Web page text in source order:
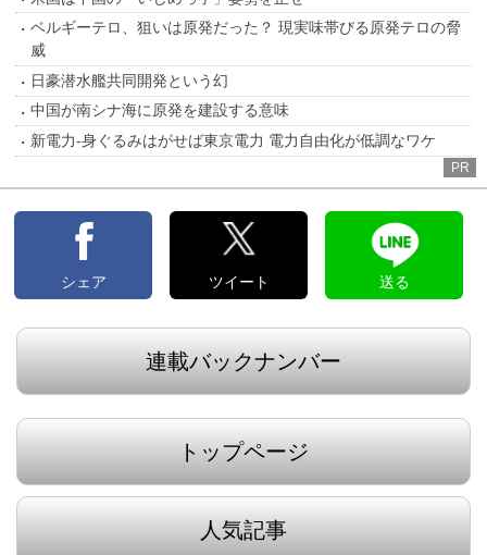
ベルギーテロ、狙いは原発だった？ 現実味帯びる原発テロの脅
威
日豪潜水艦共同開発という幻
中国が南シナ海に原発を建設する意味
新電力-身ぐるみはがせば東京電力 電力自由化が低調なワケ
PR
シェア ツイート 送る
連載バックナンバー
トップページ
人気記事